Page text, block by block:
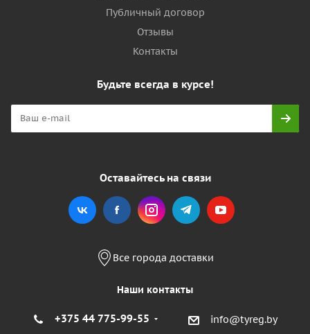
Публичный договор
Отзывы
Контакты
Будьте всегда в курсе!
Оставайтесь на связи
Все города доставки
Наши контакты
+375 44 775-99-55 info@tyreg.by